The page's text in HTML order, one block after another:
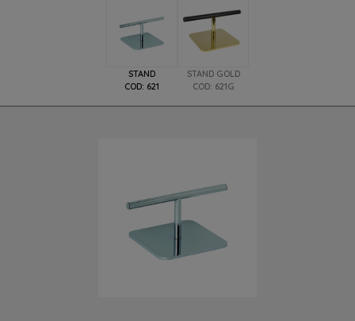
STAND
COD: 621
STAND GOLD
COD: 621G